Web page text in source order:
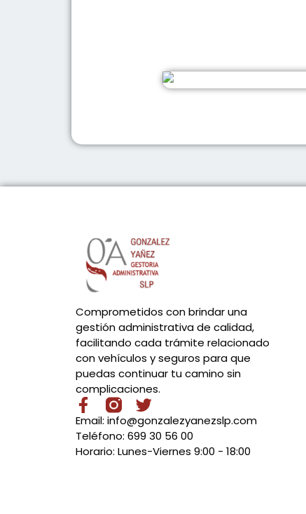
Comprometidos con brindar una
gestión administrativa de calidad,
facilitando cada trámite relacionado
con vehículos y seguros para que
puedas continuar tu camino sin
complicaciones.
Email: info@gonzalezyanezslp.com
Teléfono: 699 30 56 00
Horario: Lunes-Viernes 9:00 - 18:00